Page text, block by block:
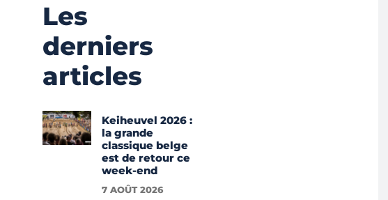
Les
derniers
articles
Keiheuvel 2026 :
la grande
classique belge
est de retour ce
week-end
7 AOÛT 2026